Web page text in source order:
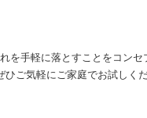
を手軽に落とすことをコン
ご気軽にご家庭でお試しく